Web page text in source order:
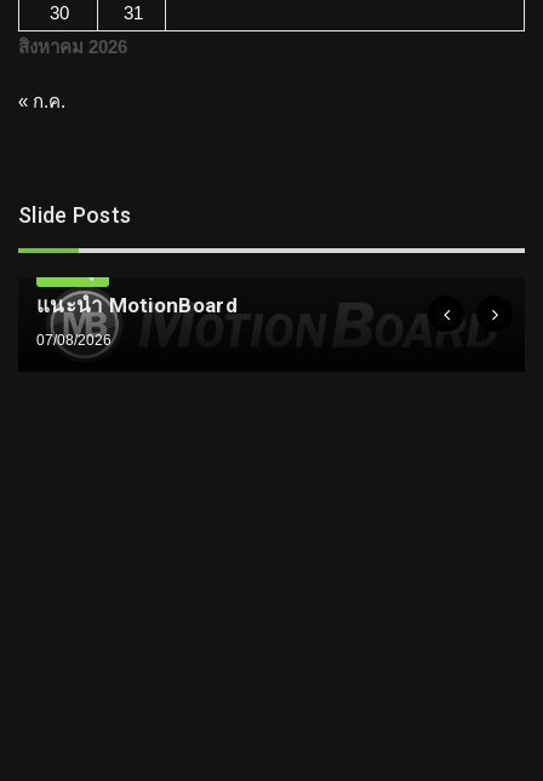
สิงหาคม 2026
30
31
« ก.ค.
Slide Posts
แนะนำ MotionBoard
07/08/2026